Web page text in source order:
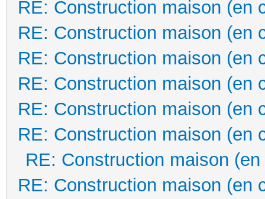
RE: Construction maison (en
RE: Construction maison (en
RE: Construction maison (en
RE: Construction maison (en
RE: Construction maison (en
RE: Construction maison (en
RE: Construction maison
RE: Construction maison (en